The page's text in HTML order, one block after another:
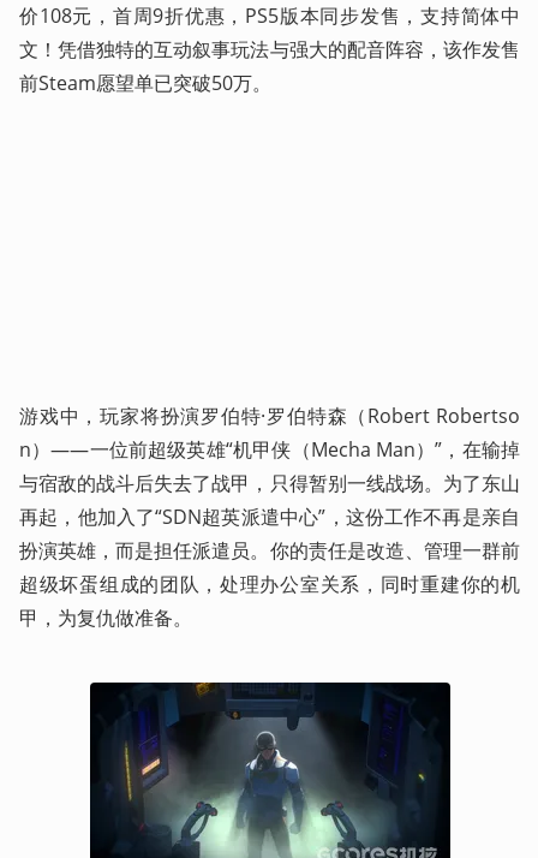
价108元，首周9折优惠，PS5版本同步发售，支持简体中
文！凭借独特的互动叙事玩法与强大的配音阵容，该作发售
前Steam愿望单已突破50万。
游戏中，玩家将扮演罗伯特·罗伯特森（Robert Robertso
n）——一位前超级英雄“机甲侠（Mecha Man）”，在输掉
与宿敌的战斗后失去了战甲，只得暂别一线战场。为了东山
再起，他加入了“SDN超英派遣中心”，这份工作不再是亲自
扮演英雄，而是担任派遣员。你的责任是改造、管理一群前
超级坏蛋组成的团队，处理办公室关系，同时重建你的机
甲，为复仇做准备。